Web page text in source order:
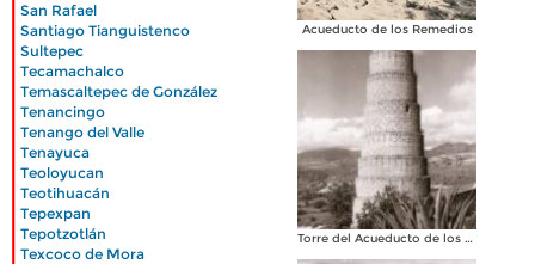
San Rafael
Santiago Tianguistenco
Sultepec
Tecamachalco
Temascaltepec de González
Tenancingo
Tenango del Valle
Tenayuca
Teoloyucan
Teotihuacán
Tepexpan
Tepotzotlán
Texcoco de Mora
Acueducto de los Remedios
Torre del Acueducto de los Remedios